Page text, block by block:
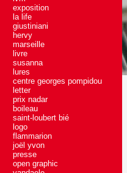
exposition
la life
giustiniani
hervy
marseille
livre
susanna
lures
centre georges pompidou
letter
prix nadar
boileau
saint-loubert bié
logo
flammarion
joël yvon
presse
open graphic